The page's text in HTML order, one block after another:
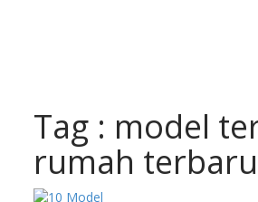
Tag : model
rumah terbaru